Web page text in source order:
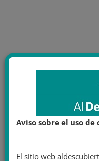
Aviso sobre el uso de
El sitio web